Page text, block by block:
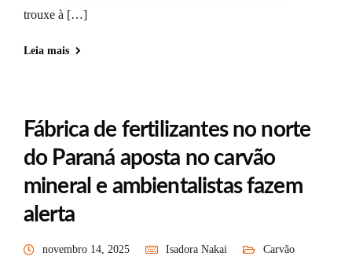
trouxe à […]
Leia mais
Fábrica de fertilizantes no norte
do Paraná aposta no carvão
mineral e ambientalistas fazem
alerta
novembro 14, 2025 Isadora Nakai
Carvão